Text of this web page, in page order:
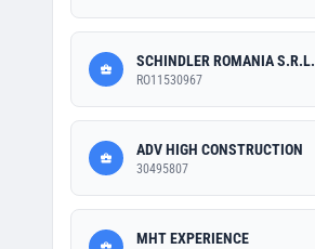
SCHINDLER ROMANIA S.R.L.
RO11530967
ADV HIGH CONSTRUCTION
30495807
MHT EXPERIENCE